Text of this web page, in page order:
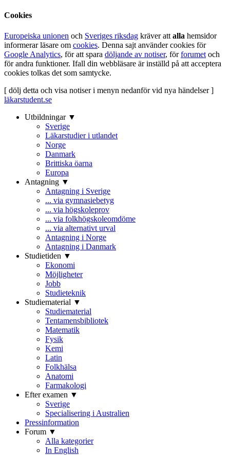
Cookies
Europeiska unionen och Sveriges riksdag kräver att alla hemsidor
informerar läsare om cookies. Denna sajt använder cookies för
Google Analytics, för att spara döljande av notiser, förforumet och
för andra funktioner. Ifall din webbläsare är inställd på att acceptera
cookies tolkas det som samtycke.
[ dölj detta och visa notiser i menyn nedanför vid nya händelser ]
läkarstudent.se
Utbildningar ▼
Sverige
Läkarstudier i utlandet
Norge
Danmark
Brittiska öarna
Europa
Antagning ▼
Antagning i Sverige
... via gymnasiebetyg
... via högskoleprov
... via folkhögskoleomdöme
... via alternativt urval
Antagning i Norge
Antagning i Danmark
Studietiden ▼
Ekonomi
Möjligheter
Jobb
Studieteknik
Studiematerial ▼
Studiematerial
Tentamensbibliotek
Matematik
Fysik
Kemi
Latin
Folkhälsa
Anatomi
Farmakologi
Efter examen ▼
Sverige
Specialisering i Australien
Pressinformation
Forum ▼
Alla kategorier
In English